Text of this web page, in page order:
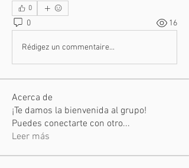
0
0 16
Rédigez un commentaire...
Acerca de
¡Te damos la bienvenida al grupo!
Puedes conectarte con otro...
Leer más